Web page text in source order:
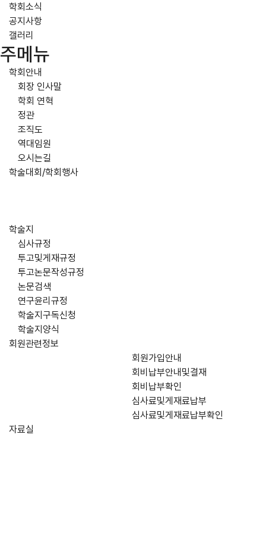
학회소식
공지사항
갤러리
주메뉴
학회안내
회장 인사말
학회 연혁
정관
조직도
역대임원
오시는길
학술대회/학회행사
학술지
심사규정
투고및게재규정
투고논문작성규정
논문검색
연구윤리규정
학술지구독신청
학술지양식
회원관련정보
회원가입안내
회비납부안내및결재
회비납부확인
심사료및게재료납부
심사료및게재료납부확인
자료실